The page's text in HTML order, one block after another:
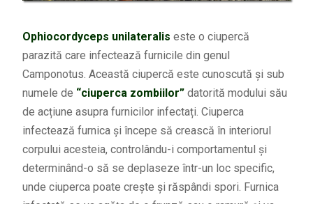
Ophiocordyceps unilateralis este o ciupercă
parazită care infectează furnicile din genul
Camponotus. Această ciupercă este cunoscută și sub
numele de “ciuperca zombiilor”datorită modului său
de acțiune asupra furnicilor infectați. Ciuperca
infectează furnica și începe să crească în interiorul
corpului acesteia, controlându-i comportamentul și
determinând-o să se deplaseze într-un loc specific,
unde ciuperca poate crește și răspândi spori. Furnica